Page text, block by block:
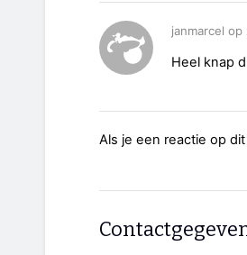
janmarcel op
Heel knap
Als je een reactie op